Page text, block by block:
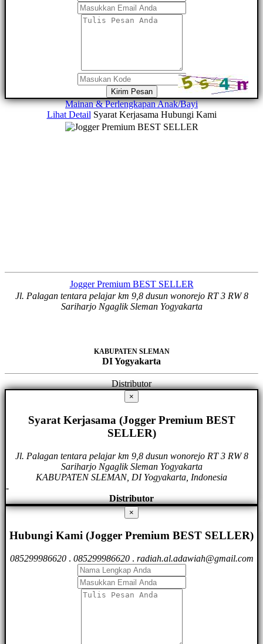
Kirim Pesan
Mainan & Perlengkapan Anak/Bayi
Lihat Detail Syarat Kerjasama Hubungi Kami
Jogger Premium BEST SELLER
Jl. Palagan tentara pelajar km 9,8 dusun wonorejo RT 3 RW 8
Sariharjo Ngaglik Sleman Yogyakarta
KABUPATEN SLEMAN
DI Yogyakarta
Distributor
×
Syarat Kerjasama (Jogger Premium BEST
SELLER)
Jl. Palagan tentara pelajar km 9,8 dusun wonorejo RT 3 RW 8
Sariharjo Ngaglik Sleman Yogyakarta
KABUPATEN SLEMAN, DI Yogyakarta, Indonesia
-
Distributor
×
Hubungi Kami (Jogger Premium BEST SELLER)
085299986620. 085299986620. radiah.al.adawiah@gmail.com